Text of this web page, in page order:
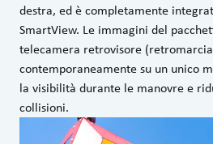
destra, ed è completamente
SmartView. Le immagini del
telecamera retrovisore
contemporaneamente su un unico
la visibilità durante le manovre e
collisioni.